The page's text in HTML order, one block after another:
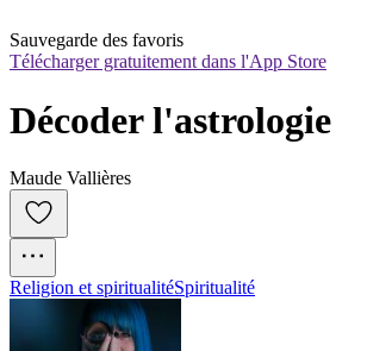
Sauvegarde des favoris
Télécharger gratuitement dans l'App Store
Décoder l'astrologie
Maude Vallières
Religion et spiritualitéSpiritualité